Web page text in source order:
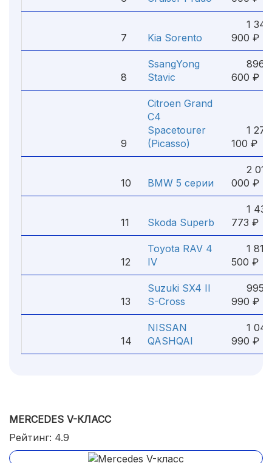
7 Kia Sorento
1 348
900 ₽
8
SsangYong
Stavic
896
600 ₽
9
Citroen Grand
C4
Spacetourer
(Picasso)
1 277
100 ₽
10 BMW 5 серии
2 014
000 ₽
11 Skoda Superb
1 432
773 ₽
12
Toyota RAV 4
IV
1 815
500 ₽
13
Suzuki SX4 II
S-Cross
995
990 ₽
14
NISSAN
QASHQAI
1 046
990 ₽
MERCEDES V-КЛАСС
Рейтинг: 4.9